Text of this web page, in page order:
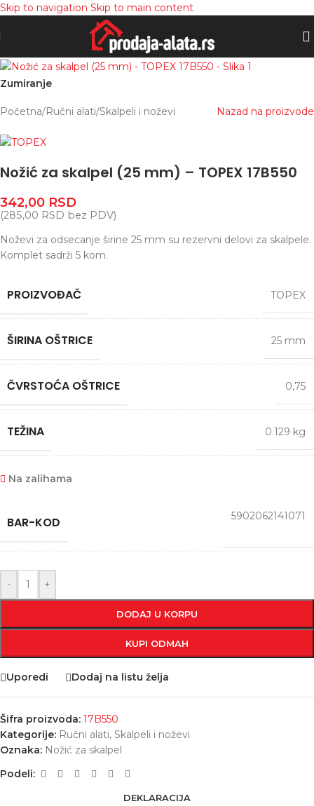
Skip to navigation Skip to main content
Zumiranje
Početna/Ručni alati/Skalpeli i noževi Nazad na proizvode
Nožić za skalpel (25 mm) – TOPEX 17B550
342,00 RSD
(285,00 RSD bez PDV)
Noževi za odsecanje širine 25 mm su rezervni delovi za skalpele.
Komplet sadrži 5 kom.
PROIZVOĐAČ TOPEX
ŠIRINA OŠTRICE 25 mm
ČVRSTOĆA OŠTRICE 0,75
TEŽINA 0.129 kg
Na zalihama
BAR-KOD 5902062141071
- +
DODAJ U KORPU
KUPI ODMAH
Uporedi Dodaj na listu želja
Šifra proizvoda: 17B550
Kategorije: Ručni alati, Skalpeli i noževi
Oznaka: Nožić za skalpel
Podeli:
DEKLARACIJA